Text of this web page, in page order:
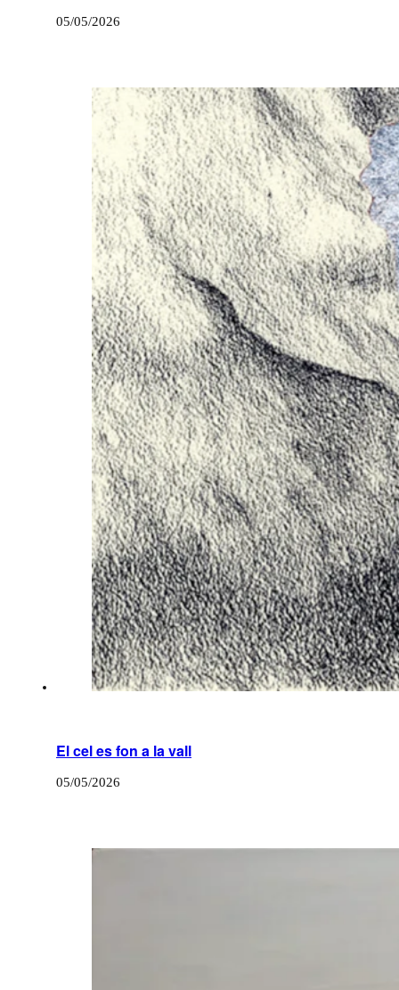
05/05/2026
El cel es fon a la vall
05/05/2026